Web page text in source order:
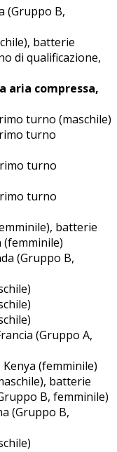
(Gruppo B,
batterie
di qualificazione,
aria compressa,
turno (maschile)
turno
turno
turno
batterie
(femminile)
(Gruppo B,
(Gruppo A,
Kenya (femminile)
batterie
B, femminile)
(Gruppo B,